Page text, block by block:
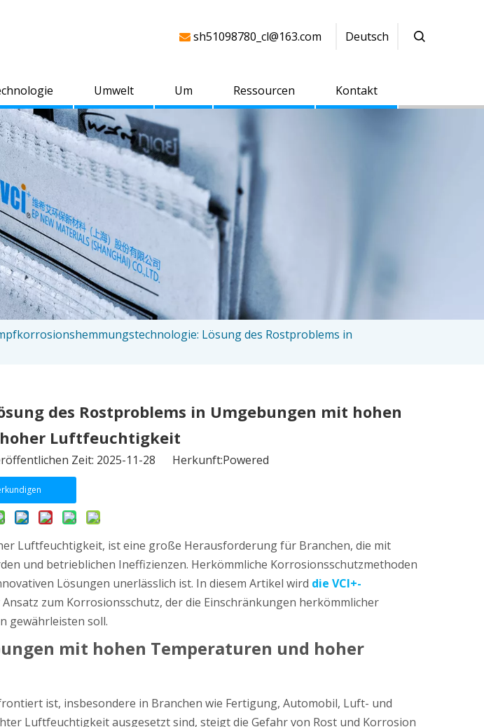
 sh51098780_cl@163.com Deutsch
Umwelt Um Ressourcen Kontakt
Lösung des Rostproblems in
des Rostproblems in Umgebungen mit hohen
Luftfeuchtigkeit
Zeit: 2025-11-28 Herkunft:Powered
Luftfeuchtigkeit, ist eine große Herausforderung für Branchen, die mit
und betrieblichen Ineffizienzen. Herkömmliche Korrosionsschutzmethoden
Lösungen unerlässlich ist. In diesem Artikel wird die VCI+-
zum Korrosionsschutz, der die Einschränkungen herkömmlicher
gewährleisten soll.
mit hohen Temperaturen und hoher
ist, insbesondere in Branchen wie Fertigung, Automobil, Luft- und
Luftfeuchtigkeit ausgesetzt sind, steigt die Gefahr von Rost und Korrosion